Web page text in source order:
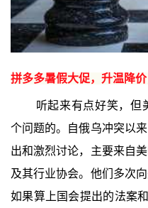
拼多多暑假大促，升温降
听起来有点好笑，但
个问题的。自俄乌冲突以
出和激烈讨论，主要来自
及其行业协会。他们多次
如果算上国会提出的法案